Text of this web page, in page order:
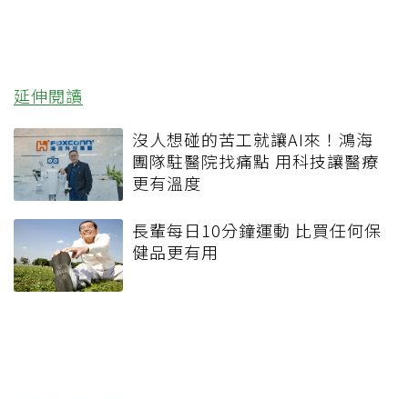
延伸閱讀
沒人想碰的苦工就讓AI來！鴻海
團隊駐醫院找痛點 用科技讓醫療
更有溫度
長輩每日10分鐘運動 比買任何保
健品更有用